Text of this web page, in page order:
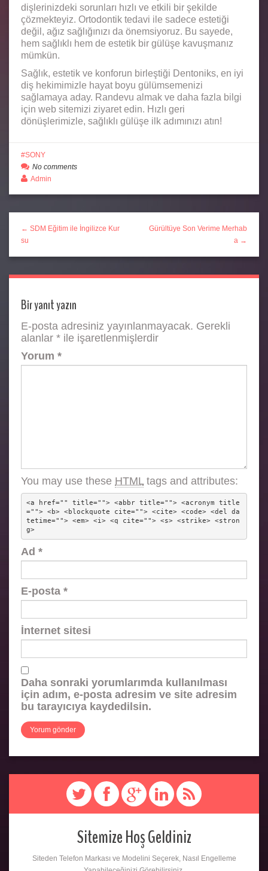
dişlerinizdeki sorunları hızlı ve etkili bir şekilde
çözmekteyiz. Ortodontik tedavi ile sadece estetiği
değil, ağız sağlığınızı da önemsiyoruz. Bu sayede,
hem sağlıklı hem de estetik bir gülüşe kavuşmanız
mümkün.
Sağlık, estetik ve konforun birleştiği Dentoniks, en iyi
diş hekimimizle hayat boyu gülümsemenizi
sağlamaya aday. Randevu almak ve daha fazla bilgi
için web sitemizi ziyaret edin. Hızlı geri
dönüşlerimizle, sağlıklı gülüşe ilk adımınızı atın!
SONY
No comments
Admin
← SDM Eğitim ile İngilizce Kur
su
Gürültüye Son Verime Merhab
a →
Bir yanıt yazın
E-posta adresiniz yayınlanmayacak. Gerekli
alanlar * ile işaretlenmişlerdir
Yorum *
You may use these HTMLtags and attributes:
<a href="" title=""> <abbr title=""> <acronym title
=""> <b> <blockquote cite=""> <cite> <code> <del da
tetime=""> <em> <i> <q cite=""> <s> <strike> <stron
g>
Ad *
E-posta *
İnternet sitesi
Daha sonraki yorumlarımda kullanılması
için adım, e-posta adresim ve site adresim
bu tarayıcıya kaydedilsin.
Sitemize Hoş Geldiniz
Siteden Telefon Markası ve Modelini Seçerek, Nasıl Engelleme